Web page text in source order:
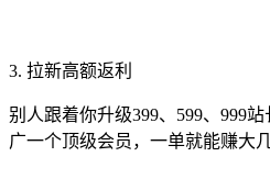
3. 拉新高额返利
别人跟着你升级399、599、999
广一个顶级会员，一单就能赚大几